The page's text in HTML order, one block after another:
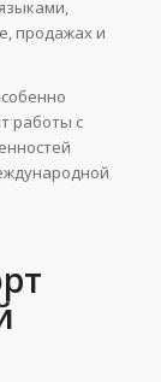
продажах и
работы с